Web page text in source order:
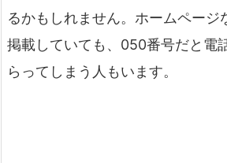
るかもしれません。ホームページ
掲載していても、050番号だと電
らってしまう人もいます。